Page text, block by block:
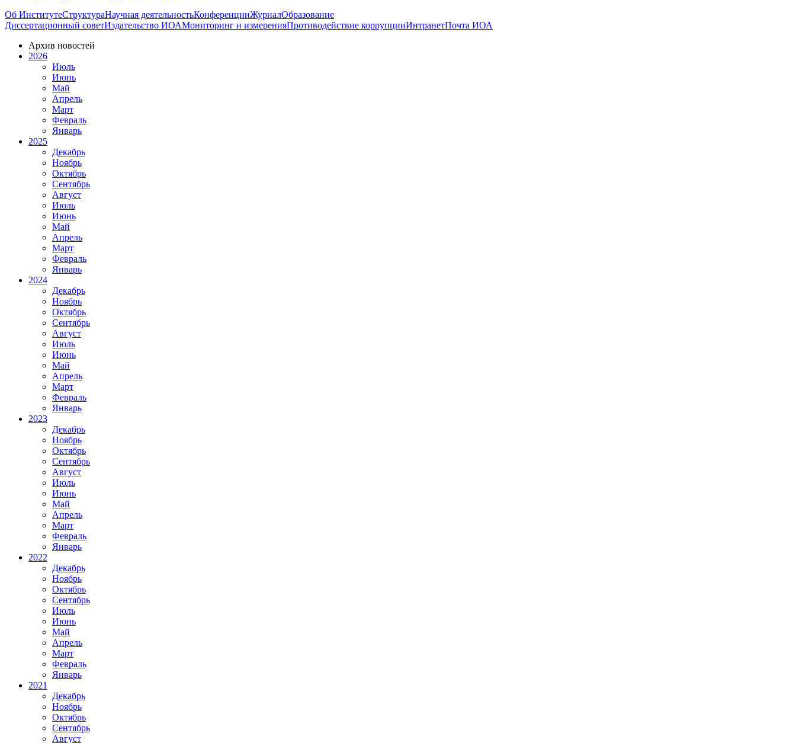
Об ИнститутеСтруктураНаучная деятельностьКонференцииЖурналОбразование
Диссертационный советИздательство ИОАМониторинг и измеренияПротиводействие коррупцииИнтранетПочта ИОА
Архив новостей
2026
Июль
Июнь
Май
Апрель
Март
Февраль
Январь
2025
Декабрь
Ноябрь
Октябрь
Сентябрь
Август
Июль
Июнь
Май
Апрель
Март
Февраль
Январь
2024
Декабрь
Ноябрь
Октябрь
Сентябрь
Август
Июль
Июнь
Май
Апрель
Март
Февраль
Январь
2023
Декабрь
Ноябрь
Октябрь
Сентябрь
Август
Июль
Июнь
Май
Апрель
Март
Февраль
Январь
2022
Декабрь
Ноябрь
Октябрь
Сентябрь
Июль
Июнь
Май
Апрель
Март
Февраль
Январь
2021
Декабрь
Ноябрь
Октябрь
Сентябрь
Август